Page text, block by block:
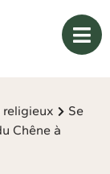
religieux
Se
Chêne à